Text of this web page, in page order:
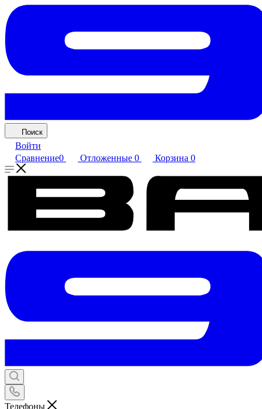
Поиск
Войти
Сравнение0 Отложенные 0 Корзина 0
Телефоны